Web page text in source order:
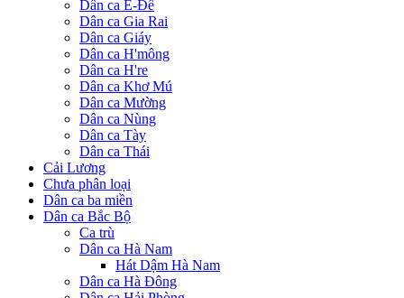
Dân ca Ê-Đê
Dân ca Gia Rai
Dân ca Giáy
Dân ca H'mông
Dân ca H're
Dân ca Khơ Mú
Dân ca Mường
Dân ca Nùng
Dân ca Tày
Dân ca Thái
Cải Lương
Chưa phân loại
Dân ca ba miền
Dân ca Bắc Bộ
Ca trù
Dân ca Hà Nam
Hát Dậm Hà Nam
Dân ca Hà Đông